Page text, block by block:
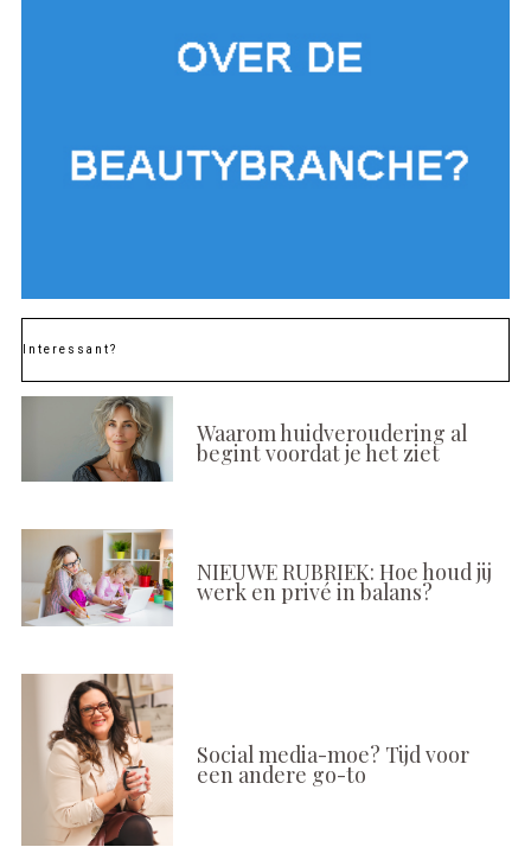
Interessant?
Waarom huidveroudering al
begint voordat je het ziet
NIEUWE RUBRIEK: Hoe houd jij
werk en privé in balans?
Social media-moe? Tijd voor
een andere go-to